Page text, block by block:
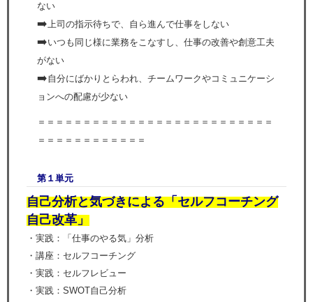
ない
➡️上司の指示待ちで、自ら進んで仕事をしない
➡️いつも同じ様に業務をこなすし、仕事の改善や創意工夫
がない
➡️自分にばかりとらわれ、チームワークやコミュニケーシ
ョンへの配慮が少ない
＝＝＝＝＝＝＝＝＝＝＝＝＝＝＝＝＝＝＝＝＝＝＝＝＝＝
＝＝＝＝＝＝＝＝＝＝＝＝
第１単元
自己分析と気づきによる「セルフコーチング
自己改革」
・実践：「仕事のやる気」分析
・講座：セルフコーチング
・実践：セルフレビュー
・実践：SWOT自己分析